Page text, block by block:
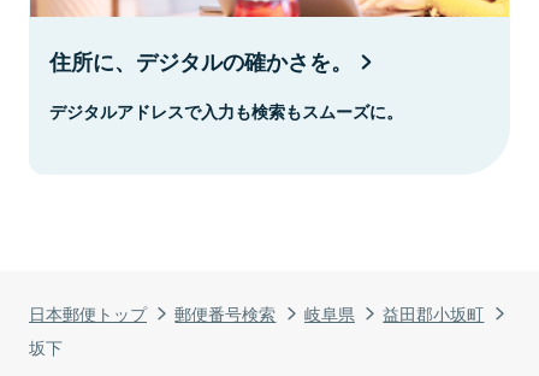
日本郵便トップ 郵便番号検索 岐阜県
益田郡小坂町
坂下
住所に、デジタルの確かさを。
デジタルアドレスで入力も検索もスムーズに。